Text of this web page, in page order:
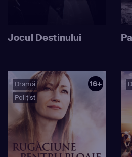
Jocul Destinului
Dramă
Polițist
16+